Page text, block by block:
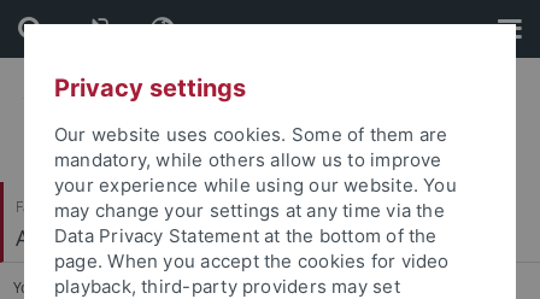
Skip
to
content
Skip
to
footer
Faculty of Science
Arbeitsbereich Informationsdienste
You are here: Home ... Digitale Fotografie für das Web
Privacy settings
Our website uses cookies. Some of them are
mandatory, while others allow us to improve
your experience while using our website. You
may change your settings at any time via the
Data Privacy Statement at the bottom of the
page. When you accept the cookies for video
playback, third-party providers may set